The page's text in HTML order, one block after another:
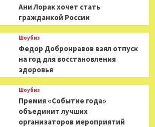
Ани Лорак хочет стать
гражданкой России
Шоубиз
Федор Добронравов взял отпуск
на год для восстановления
здоровья
Шоубиз
Премия «Событие года»
объединит лучших
организаторов мероприятий